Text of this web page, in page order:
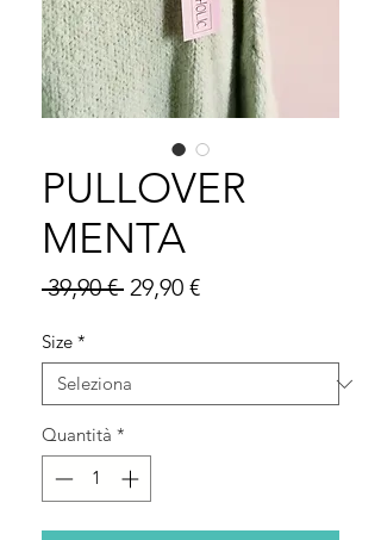
PULLOVER
MENTA
39,90 € Prezzo
29,90 €Prezzo
Size *
Quantità *